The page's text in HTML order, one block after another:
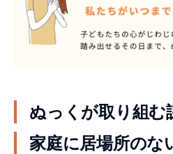
ぬっくが取り組む
家庭に居場所のな